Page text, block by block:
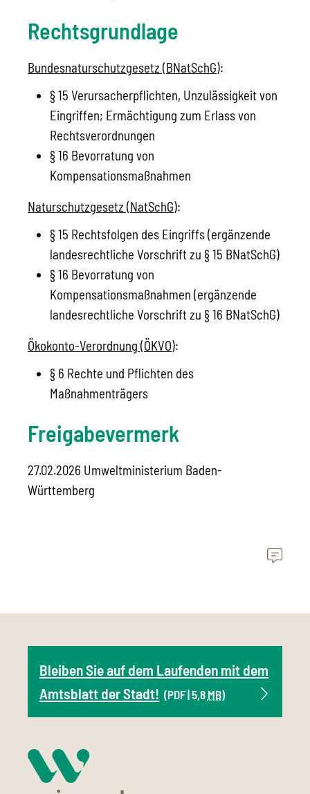
Rechtsgrundlage
Bundesnaturschutzgesetz (BNatSchG):
§ 15 Verursacherpflichten, Unzulässigkeit von
Eingriffen; Ermächtigung zum Erlass von
Rechtsverordnungen
§ 16 Bevorratung von
Kompensationsmaßnahmen
Naturschutzgesetz (NatSchG):
§ 15 Rechtsfolgen des Eingriffs(ergänzende
landesrechtliche Vorschrift zu § 15 BNatSchG)
§ 16 Bevorratung von
Kompensationsmaßnahmen (ergänzende
landesrechtliche Vorschrift zu § 16 BNatSchG)
Ökokonto-Verordnung (ÖKVO):
§ 6 Rechte und Pflichten des
Maßnahmenträgers
Freigabevermerk
27.02.2026 Umweltministerium Baden-
Württemberg
Bleiben Sie auf dem Laufenden mit dem
Amtsblatt der Stadt! (PDF | 5,8 MB)